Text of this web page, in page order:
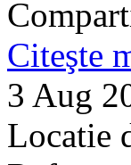
Citeşte
3 Aug
Locatie